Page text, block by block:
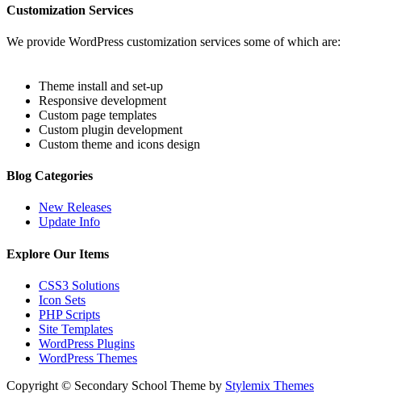
Customization Services
We provide WordPress customization services some of which are:
Theme install and set-up
Responsive development
Custom page templates
Custom plugin development
Custom theme and icons design
Blog Categories
New Releases
Update Info
Explore Our Items
CSS3 Solutions
Icon Sets
PHP Scripts
Site Templates
WordPress Plugins
WordPress Themes
Copyright © Secondary School Theme by Stylemix Themes